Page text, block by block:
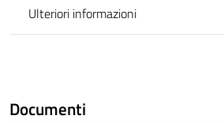
Ulteriori informazioni
Documenti